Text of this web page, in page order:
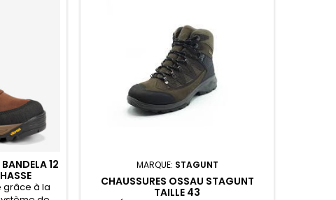
12
grâce à la
MARQUE: STAGUNT
CHAUSSURES OSSAU STAGUNT
TAILLE 43